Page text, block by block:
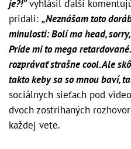
je?!”vyhlásil ďalší
pridali: „Neznášam toto
minulosti: Bolí ma head,
Príde mi to mega
rozprávať strašne cool. Ale
takto keby sa so mnou baví,
sociálnych sieťach pod
dvoch zostrihaných
každej vete.